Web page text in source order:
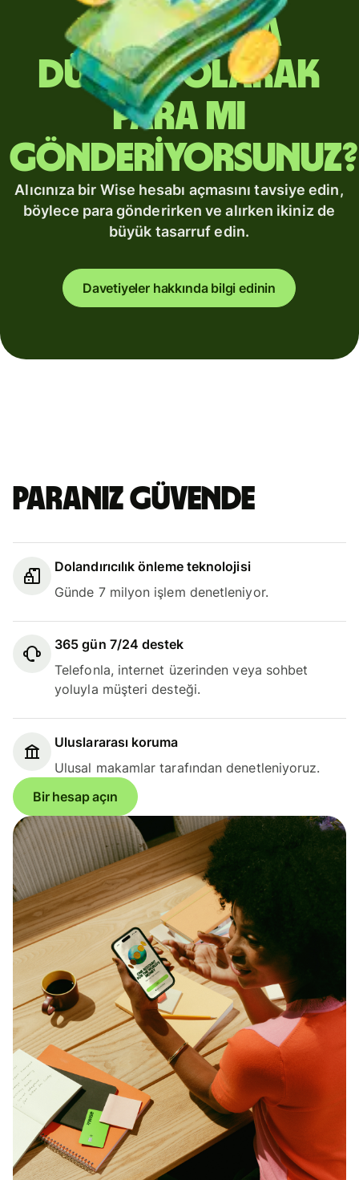
Yurt dışına
düzenli olarak
para mı
gönderiyorsunuz?
Alıcınıza bir Wise hesabı açmasını tavsiye edin,
böylece para gönderirken ve alırken ikiniz de
büyük tasarruf edin.
Davetiyeler hakkında bilgi edinin
Paranız güvende
Dolandırıcılık önleme teknolojisi
Günde 7 milyon işlem denetleniyor.
365 gün 7/24 destek
Telefonla, internet üzerinden veya sohbet
yoluyla müşteri desteği.
Uluslararası koruma
Ulusal makamlar tarafından denetleniyoruz.
Bir hesap açın